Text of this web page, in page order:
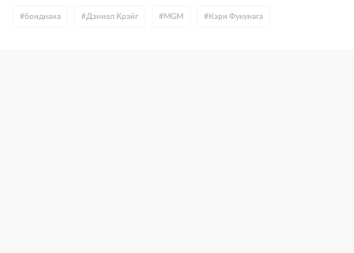
#бондиана # Дэниел Крэйг # MGM # Кэри Фукунага